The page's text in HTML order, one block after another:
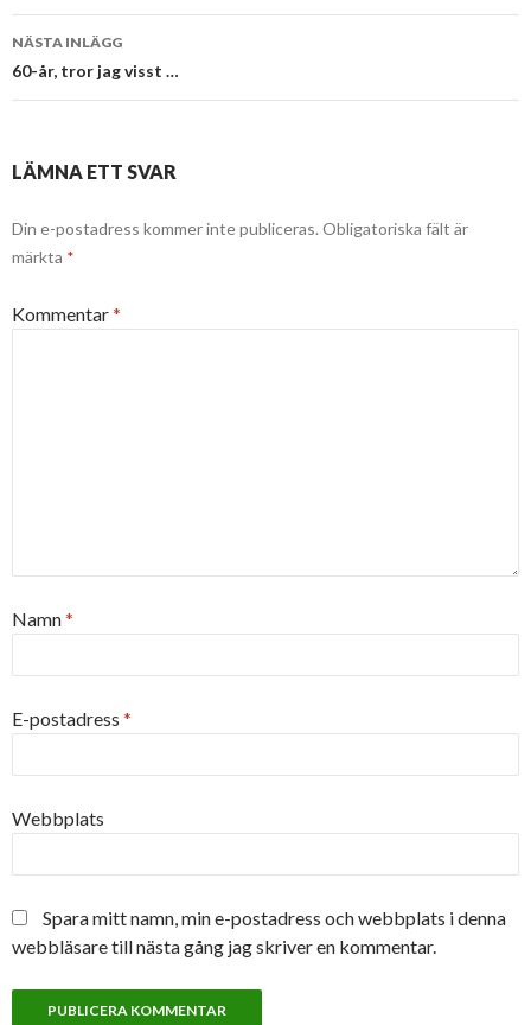
NÄSTA INLÄGG
60-år, tror jag visst …
LÄMNA ETT SVAR
Din e-postadress kommer inte publiceras. Obligatoriska fält är
märkta *
Kommentar*
Namn*
E-postadress *
Webbplats
Spara mitt namn, min e-postadress och webbplats i denna
webbläsare till nästa gång jag skriver en kommentar.